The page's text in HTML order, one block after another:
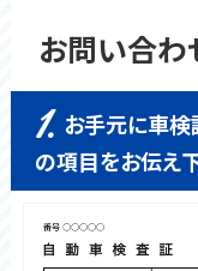
お問い合わ
1. お手元に車検
の項目をお伝え